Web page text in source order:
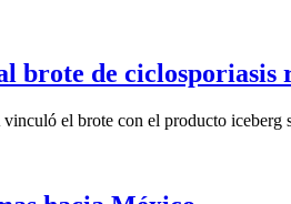
brote de
el brote con el producto iceberg